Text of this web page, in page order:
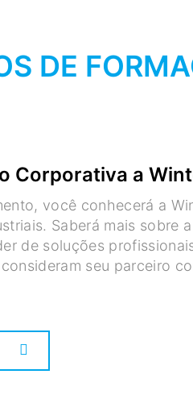
DE
Corporativa a
você conhecerá a
Saberá mais sobre
de soluções
seu parceiro